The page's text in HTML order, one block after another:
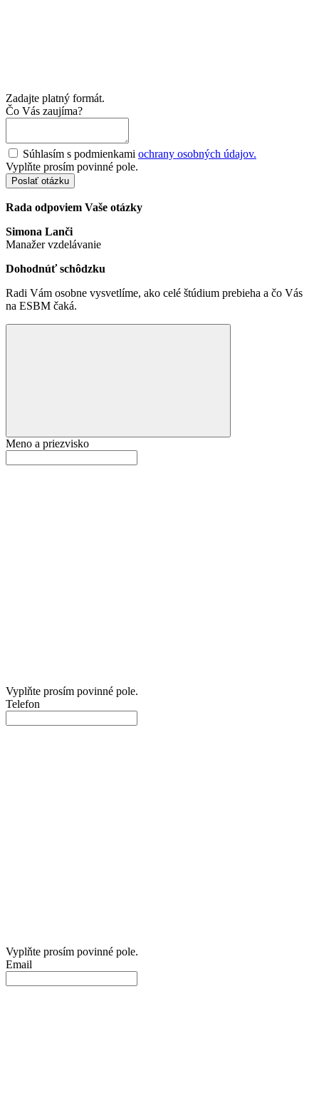
Zadajte platný formát.
Čo Vás zaujíma?
Súhlasím s podmienkami ochrany osobných údajov.
Vyplňte prosím povinné pole.
Poslať otázku
Rada odpoviem Vaše otázky
Simona Lanči
Manažer vzdelávanie
Dohodnúť schôdzku
Radi Vám osobne vysvetlíme, ako celé štúdium prebieha a čo Vás
na ESBM čaká.
Meno a priezvisko
Vyplňte prosím povinné pole.
Telefon
Vyplňte prosím povinné pole.
Email